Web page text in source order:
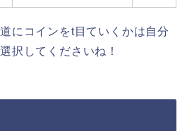
にコインをt目ていくかは自分
択してくださいね！